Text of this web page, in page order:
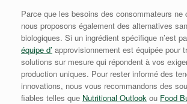
Parce que les besoins des consommateurs ne
nous proposons également des alternatives
biologiques. Si un ingrédient spécifique n’est
équipe d’ approvisionnement est équipée pour
solutions sur mesure qui répondent à vos
production uniques. Pour rester informé des
innovations, nous vous recommandons des
fiables telles que Nutritional Outlook ou Food